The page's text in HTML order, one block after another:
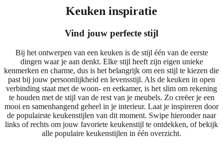
Keuken inspiratie
Vind jouw perfecte stijl
Bij het ontwerpen van een keuken is de stijl één van de eerste
dingen waar je aan denkt. Elke stijl heeft zijn eigen unieke
kenmerken en charme, dus is het belangrijk om een stijl te kiezen die
past bij jouw persoonlijkheid en levensstijl. Als de keuken in open
verbinding staat met de woon- en eetkamer, is het slim om rekening
te houden met de stijl van de rest van je meubels. Zo creëer je een
mooi en samenhangend geheel in je interieur. Laat je inspireren door
de populairste keukenstijlen van dit moment. Swipe hieronder naar
links of rechts om jouw favoriete keukenstijl te ontdekken, of bekijk
alle populaire keukenstijlen in één overzicht.